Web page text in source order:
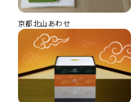
楽しみかさね（夏）
京都北山あわせ